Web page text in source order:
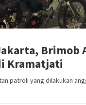
Brimob
Kramatjati
patroli yang dilakukan